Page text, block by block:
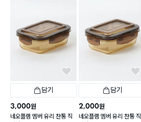
담기
3,000원
네오플램 엠버 유리 찬통 직
담기
2,000원
네오플램 엠버 유리 찬통 직